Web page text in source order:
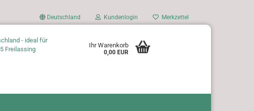
Deutschland Kundenlogin Merkzettel
- ideal für
Freilassing
Ihr Warenkorb
0,00 EUR